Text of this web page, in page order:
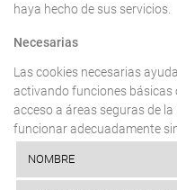
Favoritos
Nosotros
Blog
haya hecho de sus servicios.
Necesarias
Las cookies necesarias
activando funciones básicas
acceso a áreas seguras de
funcionar adecuadamente
NOMBRE